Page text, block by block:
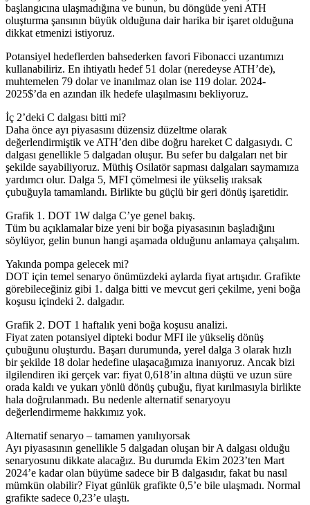
başlangıcına ulaşmadığına ve bunun, bu döngüde yeni ATH
oluşturma şansının büyük olduğuna dair harika bir işaret olduğuna
dikkat etmenizi istiyoruz.
Potansiyel hedeflerden bahsederken favori Fibonacci uzantımızı
kullanabiliriz. En ihtiyatlı hedef 51 dolar (neredeyse ATH’de),
muhtemelen 79 dolar ve inanılmaz olan ise 119 dolar. 2024-
2025$’da en azından ilk hedefe ulaşılmasını bekliyoruz.
İç 2’deki C dalgası bitti mi?
Daha önce ayı piyasasını düzensiz düzeltme olarak
değerlendirmiştik ve ATH’den dibe doğru hareket C dalgasıydı. C
dalgası genellikle 5 dalgadan oluşur. Bu sefer bu dalgaları net bir
şekilde sayabiliyoruz. Müthiş Osilatör sapması dalgaları saymamıza
yardımcı olur. Dalga 5, MFI çömelmesi ile yükseliş ıraksak
çubuğuyla tamamlandı. Birlikte bu güçlü bir geri dönüş işaretidir.
Grafik 1. DOT 1W dalga C’ye genel bakış.
Tüm bu açıklamalar bize yeni bir boğa piyasasının başladığını
söylüyor, gelin bunun hangi aşamada olduğunu anlamaya çalışalım.
Yakında pompa gelecek mi?
DOT için temel senaryo önümüzdeki aylarda fiyat artışıdır. Grafikte
görebileceğiniz gibi 1. dalga bitti ve mevcut geri çekilme, yeni boğa
koşusu içindeki 2. dalgadır.
Grafik 2. DOT 1 haftalık yeni boğa koşusu analizi.
Fiyat zaten potansiyel dipteki bodur MFI ile yükseliş dönüş
çubuğunu oluşturdu. Başarı durumunda, yerel dalga 3 olarak hızlı
bir şekilde 18 dolar hedefine ulaşacağımıza inanıyoruz. Ancak bizi
ilgilendiren iki gerçek var: fiyat 0,618’in altına düştü ve uzun süre
orada kaldı ve yukarı yönlü dönüş çubuğu, fiyat kırılmasıyla birlikte
hala doğrulanmadı. Bu nedenle alternatif senaryoyu
değerlendirmeme hakkımız yok.
Alternatif senaryo – tamamen yanılıyorsak
Ayı piyasasının genellikle 5 dalgadan oluşan bir A dalgası olduğu
senaryosunu dikkate alacağız. Bu durumda Ekim 2023’ten Mart
2024’e kadar olan büyüme sadece bir B dalgasıdır, fakat bu nasıl
mümkün olabilir? Fiyat günlük grafikte 0,5’e bile ulaşmadı. Normal
grafikte sadece 0,23’e ulaştı.